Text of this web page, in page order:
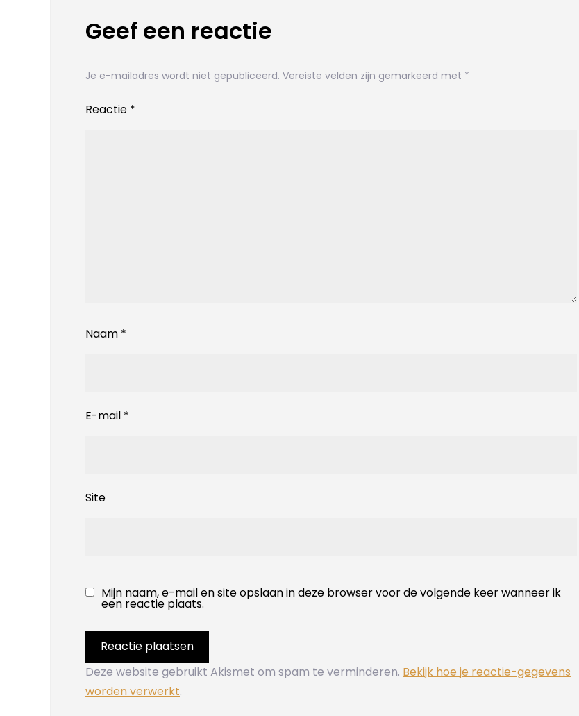
Geef een reactie
Je e-mailadres wordt niet gepubliceerd. Vereiste velden zijn gemarkeerd met *
Reactie *
Naam *
E-mail *
Site
Mijn naam, e-mail en site opslaan in deze browser voor de volgende keer wanneer ik
een reactie plaats.
Deze website gebruikt Akismet om spam te verminderen. Bekijk hoe je reactie-gegevens
worden verwerkt.